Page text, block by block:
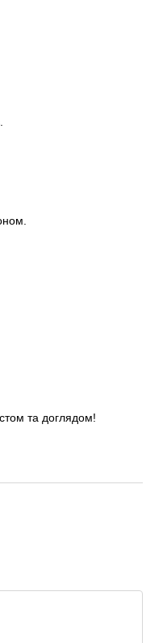
та доглядом!